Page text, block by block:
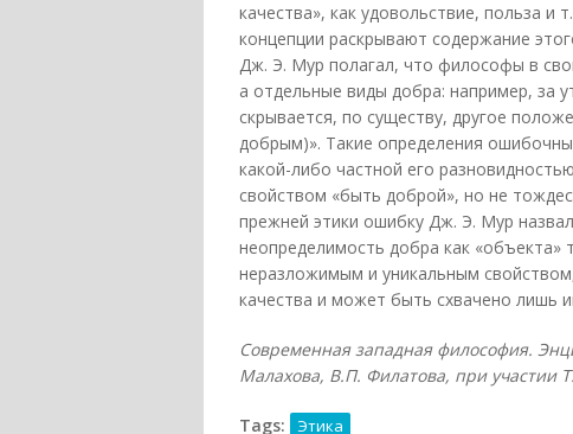
качества», как удовольствие, польза
концепции раскрывают содержание
Дж. Э. Мур полагал, что философы в
а отдельные виды добра: например, за
скрывается, по существу, другое
добрым)». Такие определения
какой-либо частной его
свойством «быть доброй», но не
прежней этики ошибку Дж. Э. Мур
неопределимость добра как
неразложимым и уникальным
качества и может быть схвачено лишь
Современная западная философия.
Малахова, В.П. Филатова, при участии
Tags: Этика